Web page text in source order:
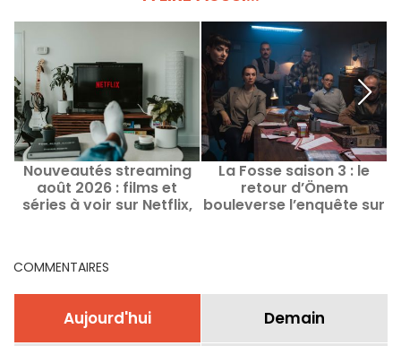
Nouveautés streaming
août 2026 : films et
séries à voir sur Netflix,
La Fosse saison 3 : le
retour d’Önem
bouleverse l’enquête sur
COMMENTAIRES
Aujourd'hui Demain